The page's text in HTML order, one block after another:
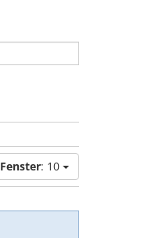
Fenster: 10